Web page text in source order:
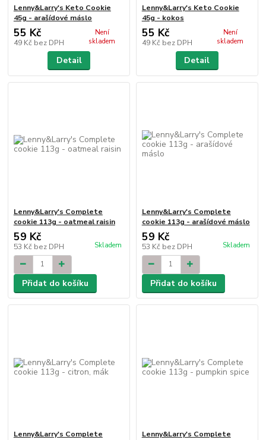
Lenny&Larry's Keto Cookie
45g - arašídové máslo
55 Kč
49 Kč bez DPH
Není
skladem
Detail
Lenny&Larry's Keto Cookie
45g - kokos
55 Kč
49 Kč bez DPH
Není
skladem
Detail
Lenny&Larry's Complete
cookie 113g - oatmeal raisin
59 Kč
53 Kč bez DPH Skladem
Přidat do košíku
Lenny&Larry's Complete
cookie 113g - arašídové máslo
59 Kč
53 Kč bez DPH Skladem
Přidat do košíku
Lenny&Larry's Complete
Lenny&Larry's Complete